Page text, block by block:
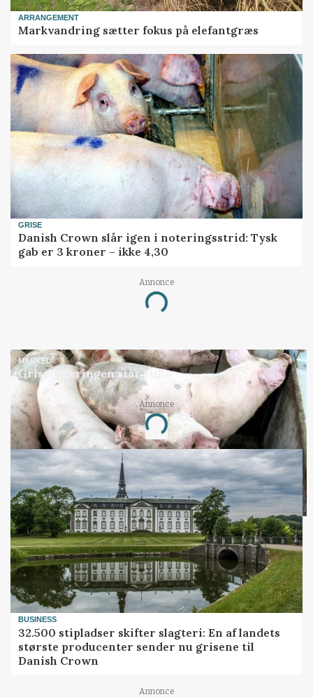
ARRANGEMENT
Markvandring sætter fokus på elefantgræs
GRISE
Danish Crown slår igen i noteringsstrid: Tysk
gab er 3 kroner – ikke 4,30
Annonce
Loading...
MARKED
Grisenoteringen står stille
Annonce
Loading...
BUSINESS
32.500 stipladser skifter slagteri: En af landets
største producenter sender nu grisene til
Danish Crown
Annonce